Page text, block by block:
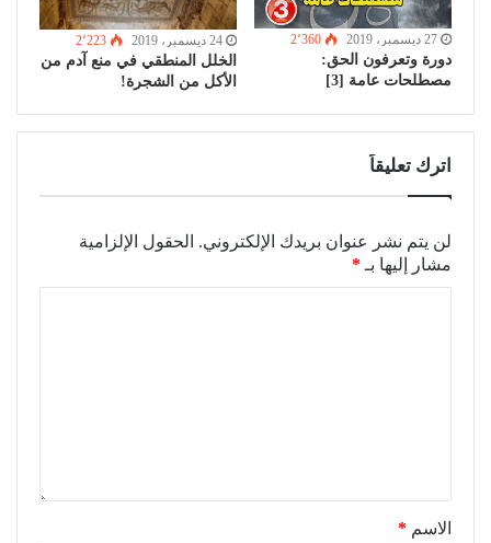
27 ديسمبر، 2019 2٬360
دورة وتعرفون الحق:
مصطلحات عامة [3]
24 ديسمبر، 2019 2٬223
الخلل المنطقي في منع آدم من
الأكل من الشجرة!
اترك تعليقاً
لن يتم نشر عنوان بريدك الإلكتروني. الحقول الإلزامية
مشار إليها بـ *
الاسم *